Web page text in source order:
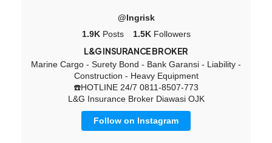
@lngrisk
1.9K Posts 1.5KFollowers
L&G INSURANCE BROKER
Marine Cargo - Surety Bond - Bank Garansi - Liability -
Construction - Heavy Equipment
☎️HOTLINE 24/7 0811-8507-773
L&G Insurance Broker Diawasi OJK
Follow on Instagram